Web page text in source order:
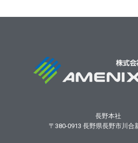
長野本社
〒380-0913 長野県長野市川合